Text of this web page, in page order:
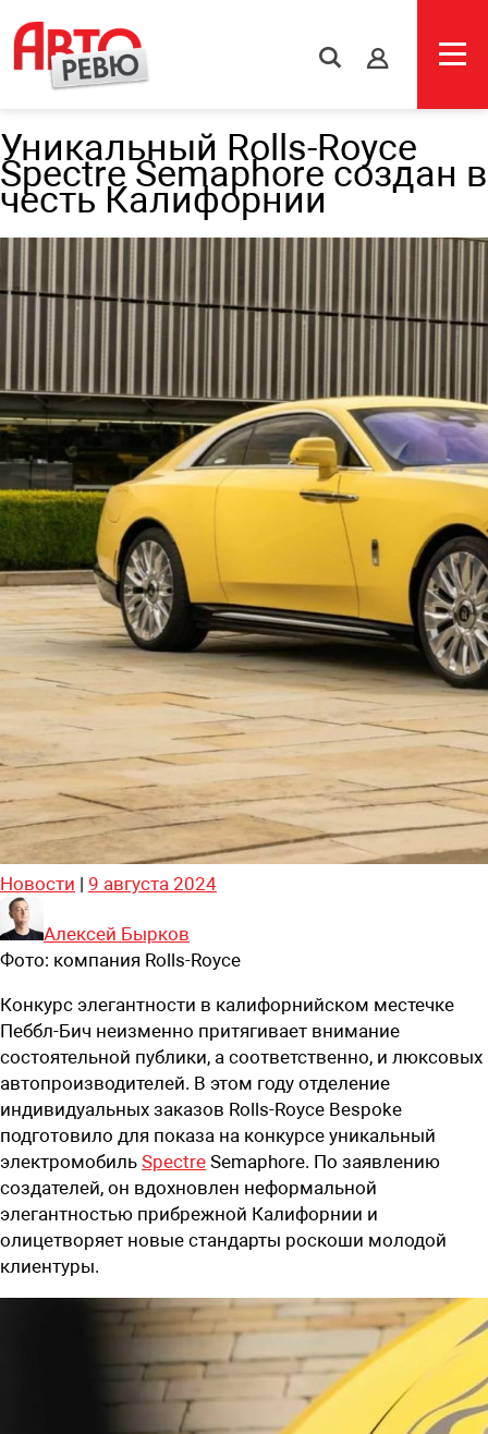
s
Уникальный Rolls-Royce
Spectre Semaphore создан в
честь Калифорнии
Новости | 9 августа 2024
Алексей Бырков
Фото: компания Rolls-Royce
Конкурс элегантности в калифорнийском местечке
Пеббл-Бич неизменно притягивает внимание
состоятельной публики, а соответственно, и люксовых
автопроизводителей. В этом году отделение
индивидуальных заказов Rolls-Royce Bespoke
подготовило для показа на конкурсе уникальный
электромобиль Spectre Semaphore. По заявлению
создателей, он вдохновлен неформальной
элегантностью прибрежной Калифорнии и
олицетворяет новые стандарты роскоши молодой
клиентуры.